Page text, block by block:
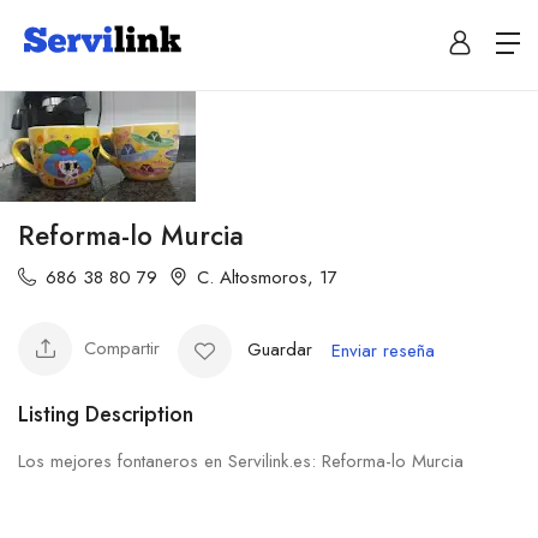
Reforma-lo Murcia
686 38 80 79 C. Altosmoros, 17
Compartir Guardar Enviar reseña
Listing Description
Los mejores fontaneros en Servilink.es: Reforma-lo Murcia